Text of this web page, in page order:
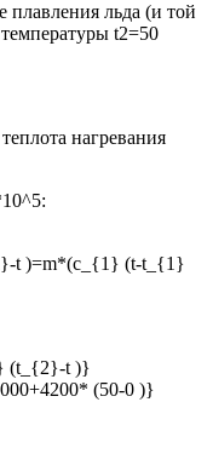
льда (и той
t2=50
нагревания